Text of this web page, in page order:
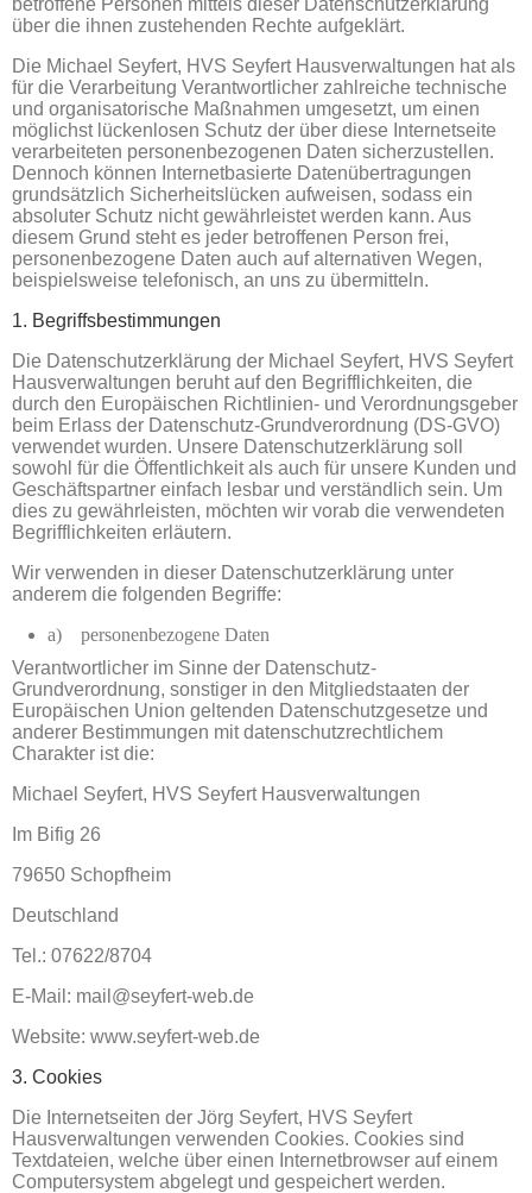
betroffene Personen mittels dieser Datenschutzerklärung
über die ihnen zustehenden Rechte aufgeklärt.
Die Michael Seyfert, HVS Seyfert Hausverwaltungen hat als
für die Verarbeitung Verantwortlicher zahlreiche technische
und organisatorische Maßnahmen umgesetzt, um einen
möglichst lückenlosen Schutz der über diese Internetseite
verarbeiteten personenbezogenen Daten sicherzustellen.
Dennoch können Internetbasierte Datenübertragungen
grundsätzlich Sicherheitslücken aufweisen, sodass ein
absoluter Schutz nicht gewährleistet werden kann. Aus
diesem Grund steht es jeder betroffenen Person frei,
personenbezogene Daten auch auf alternativen Wegen,
beispielsweise telefonisch, an uns zu übermitteln.
1. Begriffsbestimmungen
Die Datenschutzerklärung der Michael Seyfert, HVS Seyfert
Hausverwaltungen beruht auf den Begrifflichkeiten, die
durch den Europäischen Richtlinien- und Verordnungsgeber
beim Erlass der Datenschutz-Grundverordnung (DS-GVO)
verwendet wurden. Unsere Datenschutzerklärung soll
sowohl für die Öffentlichkeit als auch für unsere Kunden und
Geschäftspartner einfach lesbar und verständlich sein. Um
dies zu gewährleisten, möchten wir vorab die verwendeten
Begrifflichkeiten erläutern.
Wir verwenden in dieser Datenschutzerklärung unter
anderem die folgenden Begriffe:
a) personenbezogene Daten
Verantwortlicher im Sinne der Datenschutz-
Grundverordnung, sonstiger in den Mitgliedstaaten der
Europäischen Union geltenden Datenschutzgesetze und
anderer Bestimmungen mit datenschutzrechtlichem
Charakter ist die:
Michael Seyfert, HVS Seyfert Hausverwaltungen
Im Bifig 26
79650 Schopfheim
Deutschland
Tel.: 07622/8704
E-Mail: mail@seyfert-web.de
Website: www.seyfert-web.de
3. Cookies
Die Internetseiten der Jörg Seyfert, HVS Seyfert
Hausverwaltungen verwenden Cookies. Cookies sind
Textdateien, welche über einen Internetbrowser auf einem
Computersystem abgelegt und gespeichert werden.